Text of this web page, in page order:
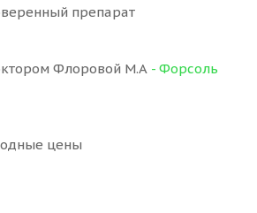
препарат
Флоровой М.А - Форсоль
цены